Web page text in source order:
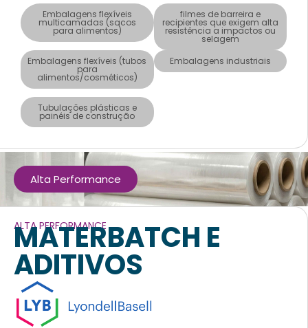
Embalagens flexíveis
multicamadas (sacos
para alimentos)
filmes de barreira e
recipientes que exigem alta
resistência a impactos ou
selagem
Embalagens flexíveis (tubos
para
alimentos/cosméticos)
Embalagens industriais
Tubulações plásticas e
painéis de construção
Alta Performance
ALTA PERFORMANCE
MATERBATCH E
ADITIVOS